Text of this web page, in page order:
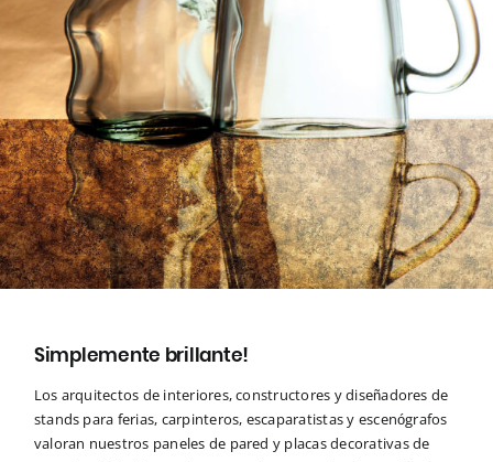
Simplemente brillante!
Los arquitectos de interiores, constructores y diseñadores de
stands para ferias, carpinteros, escaparatistas y escenógrafos
valoran nuestros paneles de pared y placas decorativas de